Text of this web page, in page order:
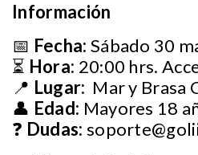
Información
📅 Fecha: Sábado 30
⏳ Hora: 20:00 hrs.
📍 Lugar: Mar y Brasa
👤 Edad: Mayores 18
❓ Dudas: